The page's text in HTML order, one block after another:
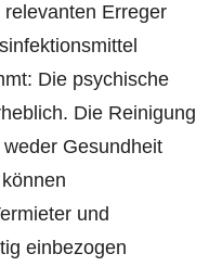
Erreger
Die psychische
Die Reinigung
Gesundheit
und
einbezogen